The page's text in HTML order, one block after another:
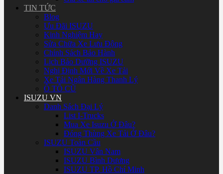
TIN TỨC
Blog
Ưu Đãi ISUZU
Kinh Nghiệm Hay
Sửa Chữa Xe Lưu Động
Chính Sách Bảo Hành
Lịch Bảo Dưỡng ISUZU
Nghị Định Mới Về Xe Tải
Xe Tải Ngân Hàng Thanh Lý
Ô TÔ CŨ
ISUZU VN
Danh Sách Đại Lý
List I-Trucks
Mua Xe Isuzu Ở Đâu?
Đóng Thùng Xe Tải Ở Đâu?
ISUZU Toàn Cầu
ISUZU Vân Nam
ISUZU Bình Dương
ISUZU TP. Hồ Chí Minh